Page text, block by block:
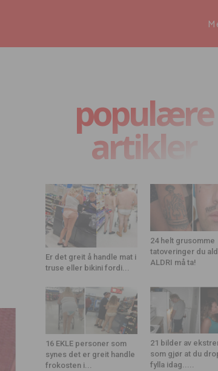
populære
artikler
Er det greit å handle mat i
truse eller bikini fordi...
24 helt grusomme
tatoveringer du
ALDRI må ta!
16 EKLE personer som
synes det er greit handle
frokosten i...
21 bilder av
som gjør at du
fylla idag.....